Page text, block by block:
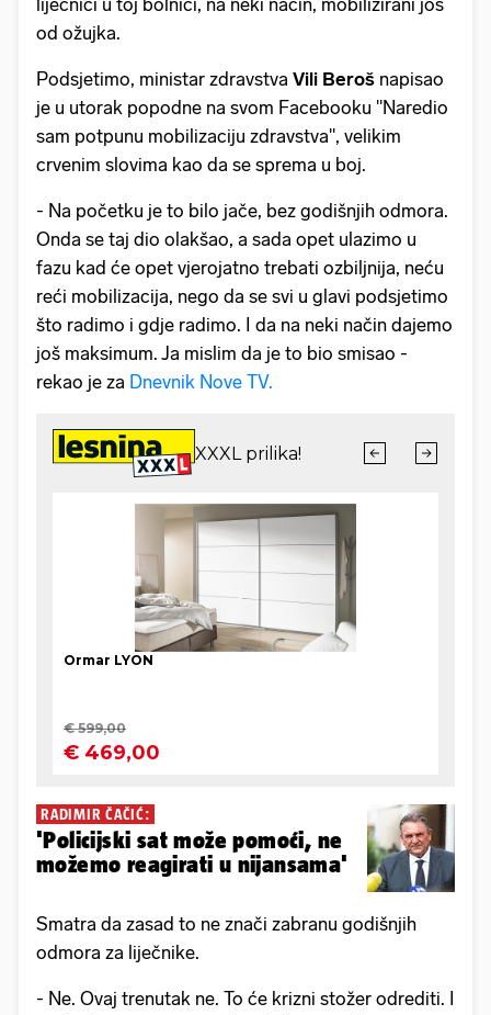
liječnici u toj bolnici, na neki način, mobilizirani još
od ožujka.
Podsjetimo, ministar zdravstva Vili Beroš napisao
je u utorak popodne na svom Facebooku "Naredio
sam potpunu mobilizaciju zdravstva", velikim
crvenim slovima kao da se sprema u boj.
- Na početku je to bilo jače, bez godišnjih odmora.
Onda se taj dio olakšao, a sada opet ulazimo u
fazu kad će opet vjerojatno trebati ozbiljnija, neću
reći mobilizacija, nego da se svi u glavi podsjetimo
što radimo i gdje radimo. I da na neki način dajemo
još maksimum. Ja mislim da je to bio smisao -
rekao je za Dnevnik Nove TV.
RADIMIR ČAČIĆ:
'Policijski sat može pomoći, ne
možemo reagirati u nijansama'
Smatra da zasad to ne znači zabranu godišnjih
odmora za liječnike.
- Ne. Ovaj trenutak ne. To će krizni stožer odrediti. I